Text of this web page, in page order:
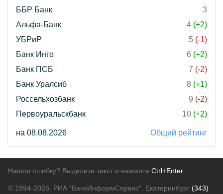
ББР Банк
3
Альфа-Банк
4 (+2)
УБРиР
5 (-1)
Банк Инго
6 (+2)
Банк ПСБ
7 (-2)
Банк Уралсиб
8 (+1)
Россельхозбанк
9 (-2)
Первоуральскбанк
10 (+2)
на 08.08.2026 Общий рейтинг
Нашли ошибку? Выделите текст и нажмите Ctrl+Enter
© 1994-2026. РИА "БанкИнформСервис". Екатеринбург (343)